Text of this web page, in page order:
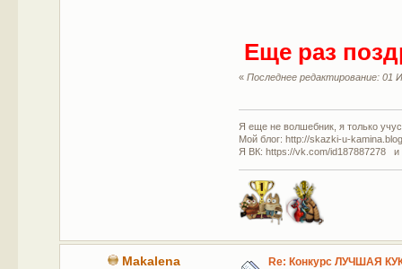
Еще раз
«Последнее редактирование: 01
Я еще не волшебник, я только
Мой блог: http://skazki-u-
Я ВК: https://vk.com/id187887278 и
Makalena Re: Конкурс ЛУЧШАЯ